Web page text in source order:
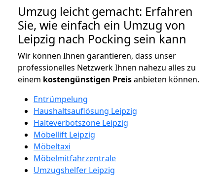
Umzug leicht gemacht: Erfahren
Sie, wie einfach ein Umzug von
Leipzig nach Pocking sein kann
Wir können Ihnen garantieren, dass unser
professionelles Netzwerk Ihnen nahezu alles zu
einem kostengünstigen Preisanbieten können.
Entrümpelung
Haushaltsauflösung Leipzig
Halteverbotszone Leipzig
Möbellift Leipzig
Möbeltaxi
Möbelmitfahrzentrale
Umzugshelfer Leipzig